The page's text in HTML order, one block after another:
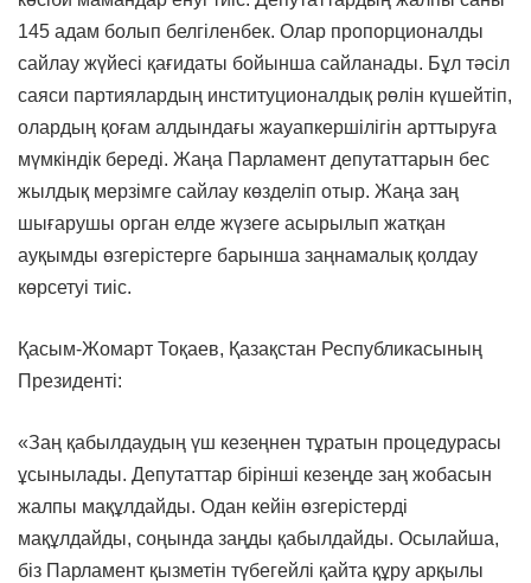
145 адам болып белгіленбек. Олар пропорционалды
сайлау жүйесі қағидаты бойынша сайланады. Бұл тәсіл
саяси партиялардың институционалдық рөлін күшейтіп,
олардың қоғам алдындағы жауапкершілігін арттыруға
мүмкіндік береді. Жаңа Парламент депутаттарын бес
жылдық мерзімге сайлау көзделіп отыр. Жаңа заң
шығарушы орган елде жүзеге асырылып жатқан
ауқымды өзгерістерге барынша заңнамалық қолдау
көрсетуі тиіс.
Қасым-Жомарт Тоқаев, Қазақстан Республикасының
Президенті:
«Заң қабылдаудың үш кезеңнен тұратын процедурасы
ұсынылады. Депутаттар бірінші кезеңде заң жобасын
жалпы мақұлдайды. Одан кейін өзгерістерді
мақұлдайды, соңында заңды қабылдайды. Осылайша,
біз Парламент қызметін түбегейлі қайта құру арқылы